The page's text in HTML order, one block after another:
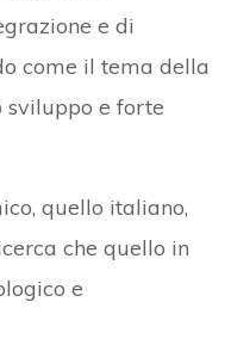
e di
come il tema della
sviluppo e forte
quello italiano,
che quello in
e